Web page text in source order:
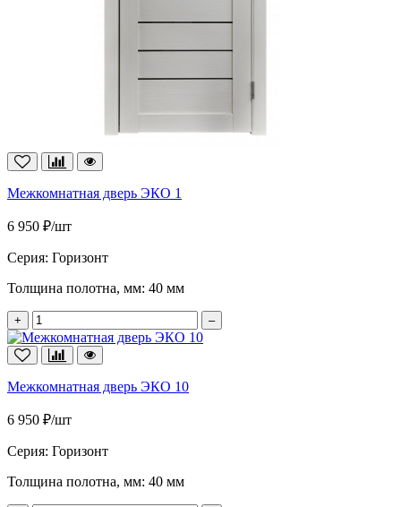
Межкомнатная дверь ЭКО 1
6 950 ₽/шт
Серия: Горизонт
Толщина полотна, мм: 40 мм
+ –
Межкомнатная дверь ЭКО 10
6 950 ₽/шт
Серия: Горизонт
Толщина полотна, мм: 40 мм